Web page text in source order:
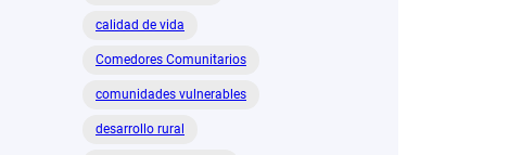
calidad de vida
Comedores Comunitarios
comunidades vulnerables
desarrollo rural